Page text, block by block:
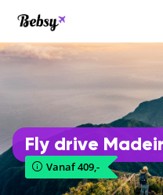
Fly drive
Vanaf 409,-